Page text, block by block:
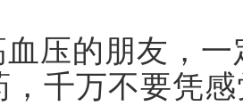
血压的朋友，
，千万不要凭